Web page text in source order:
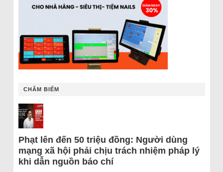
CHÂM BIẾM
Phạt lên đến 50 triệu đồng: Người dùng
mạng xã hội phải chịu trách nhiệm pháp lý
khi dẫn nguồn báo chí